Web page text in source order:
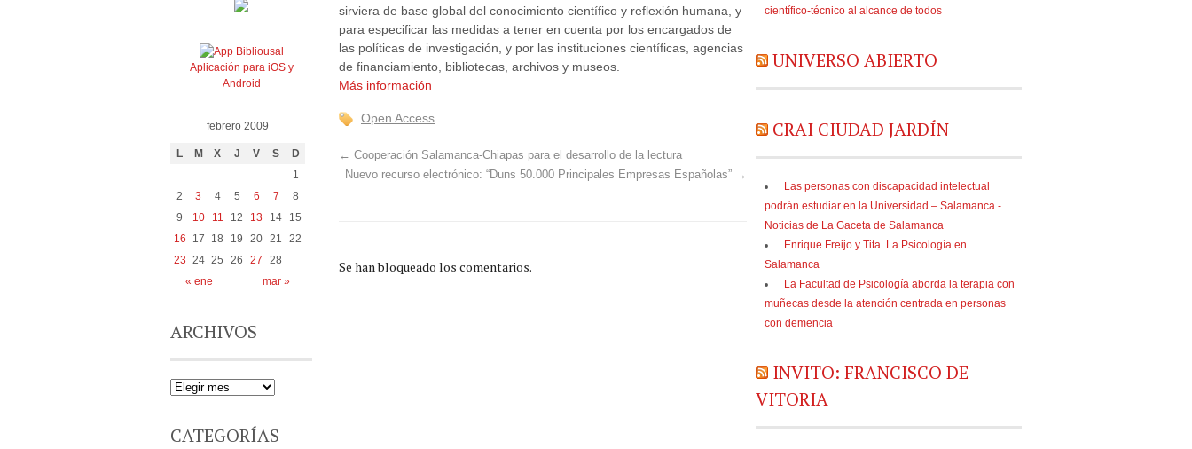
sirviera de base global del conocimiento científico y reflexión humana, y
para especificar las medidas a tener en cuenta por los encargados de
las políticas de investigación, y por las instituciones científicas, agencias
de financiamiento, bibliotecas, archivos y museos.
Más información
Open Access
← Cooperación Salamanca-Chiapas para el desarrollo de la lectura
Nuevo recurso electrónico: “Duns 50.000 Principales Empresas Españolas” →
Se han bloqueado los comentarios.
científico-técnico al alcance de todos
UNIVERSO ABIERTO
CRAI CIUDAD JARDÍN
Las personas con discapacidad intelectual
podrán estudiar en la Universidad – Salamanca -
Noticias de La Gaceta de Salamanca
Enrique Freijo y Tita. La Psicología en
Salamanca
La Facultad de Psicología aborda la terapia con
muñecas desde la atención centrada en personas
con demencia
INVITO: FRANCISCO DE
VITORIA
Aplicación para iOS y
Android
febrero 2009
L M X J V S D
« ene mar »
1
2
3 4 5 6 7
8
9
10 11 12 13 14
15
16
17 18 19 20 21
22
23 24 25 26 27 28
ARCHIVOS
CATEGORÍAS